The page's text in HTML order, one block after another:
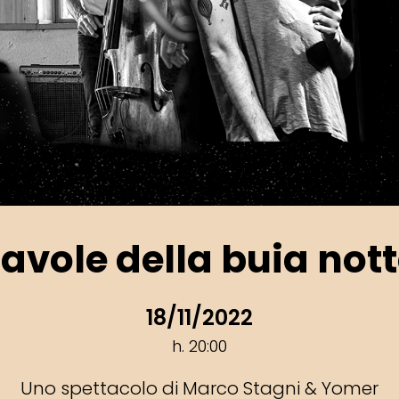
della buia
18/11/2022
h. 20:00
Uno spettacolo di Marco Stagni & Yomer